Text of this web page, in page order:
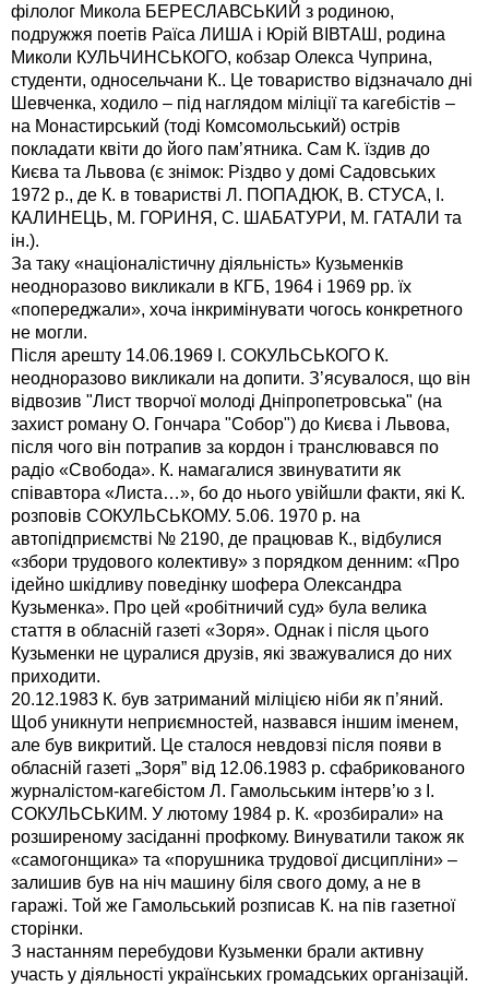
філолог Микола БЕРЕСЛАВСЬКИЙ з родиною,
подружжя поетів Раїса ЛИША і Юрій ВІВТАШ, родина
Миколи КУЛЬЧИНСЬКОГО, кобзар Олекса Чуприна,
студенти, односельчани К.. Це товариство відзначало дні
Шевченка, ходило – під наглядом міліції та кагебістів –
на Монастирський (тоді Комсомольський) острів
покладати квіти до його пам’ятника. Сам К. їздив до
Києва та Львова (є знімок: Різдво у домі Садовських
1972 р., де К. в товаристві Л. ПОПАДЮК, В. СТУСА, І.
КАЛИНЕЦЬ, М. ГОРИНЯ, С. ШАБАТУРИ, М. ГАТАЛИ та
ін.).
За таку «націоналістичну діяльність» Кузьменків
неодноразово викликали в КГБ, 1964 і 1969 рр. їх
«попереджали», хоча інкримінувати чогось конкретного
не могли.
Після арешту 14.06.1969 І. СОКУЛЬСЬКОГО К.
неодноразово викликали на допити. З’ясувалося, що він
відвозив "Лист творчої молоді Дніпропетровська" (на
захист роману О. Гончара "Собор") до Києва і Львова,
після чого він потрапив за кордон і транслювався по
радіо «Свобода». К. намагалися звинуватити як
співавтора «Листа…», бо до нього увійшли факти, які К.
розповів СОКУЛЬСЬКОМУ. 5.06. 1970 р. на
автопідприємстві № 2190, де працював К., відбулися
«збори трудового колективу» з порядком денним: «Про
ідейно шкідливу поведінку шофера Олександра
Кузьменка». Про цей «робітничий суд» була велика
стаття в обласній газеті «Зоря». Однак і після цього
Кузьменки не цуралися друзів, які зважувалися до них
приходити.
20.12.1983 К. був затриманий міліцією ніби як п’яний.
Щоб уникнути неприємностей, назвався іншим іменем,
але був викритий. Це сталося невдовзі після появи в
обласній газеті „Зоря” від 12.06.1983 р. сфабрикованого
журналістом-кагебістом Л. Гамольським інтерв’ю з І.
СОКУЛЬСЬКИМ. У лютому 1984 р. К. «розбирали» на
розширеному засіданні профкому. Винуватили також як
«самогонщика» та «порушника трудової дисципліни» –
залишив був на ніч машину біля свого дому, а не в
гаражі. Той же Гамольський розписав К. на пів газетної
сторінки.
З настанням перебудови Кузьменки брали активну
участь у діяльності українських громадських організацій.